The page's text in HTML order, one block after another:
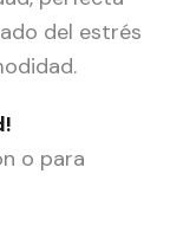
del estrés
o para